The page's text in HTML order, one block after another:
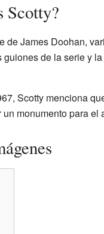
Scotty?
de James Doohan,
guiones de la serie y
Scotty menciona
monumento para el